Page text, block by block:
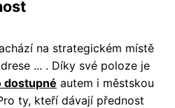
na strategickém místě
... . Díky své poloze je
dostupné autem i městskou
ty, kteří dávají přednost